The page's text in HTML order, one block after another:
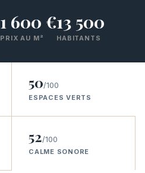
1 600 €
PRIX AU M²
13 500
HABITANTS
50/100
ESPACES VERTS
52/100
CALME SONORE